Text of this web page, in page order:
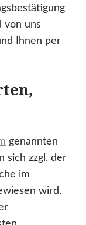
von uns
Ihnen per
genannten
sich zzgl. der
im
wird.